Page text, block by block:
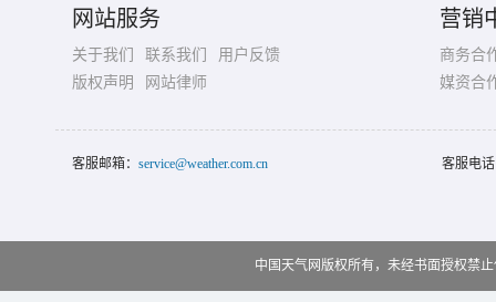
网站服务
关于我们 联系我们
用户反馈
版权声明
网站律师
营销
商务合
媒资合
客服邮箱： service@weather.com.cn 客服电
中国天气网版权所有，未经书面授权